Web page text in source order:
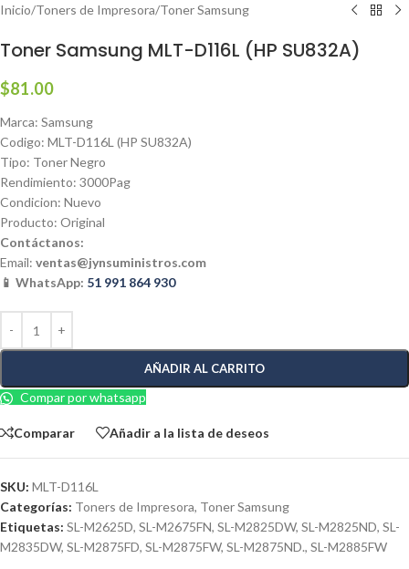
Inicio/Toners de Impresora/Toner Samsung
Toner Samsung MLT-D116L (HP SU832A)
$81.00
Marca: Samsung
Codigo: MLT-D116L (HP SU832A)
Tipo: Toner Negro
Rendimiento: 3000Pag
Condicion: Nuevo
Producto: Original
Contáctanos:
Email: ventas@jynsuministros.com
📱 WhatsApp: 51 991 864 930
AÑADIR AL CARRITO
Compar por whatsapp
Comparar Añadir a la lista de deseos
SKU: MLT-D116L
Categorías: Toners de Impresora, Toner Samsung
Etiquetas: SL-M2625D, SL-M2675FN, SL-M2825DW, SL-M2825ND, SL-
M2835DW, SL-M2875FD, SL-M2875FW, SL-M2875ND., SL-M2885FW